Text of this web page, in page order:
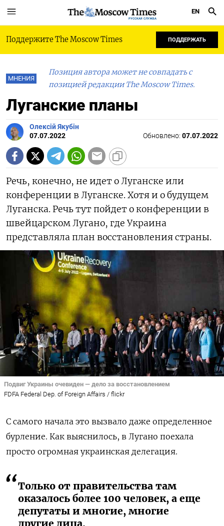
РУССКАЯ СЛУЖБА
EN
Поддержите The Moscow Times ПОДДЕРЖАТЬ
МНЕНИЯ
Позиция автора может не совпадать с
позицией редакции The Moscow Times.
Луганские планы
Олексій Якубін
07.07.2022
Обновлено: 07.07.2022
Речь, конечно, не идет о Луганске или
конференции в Луганске. Хотя и о будущем
Луганска. Речь тут пойдет о конференции в
швейцарском Лугано, где Украина
представляла план восстановления страны.
Подвиг Украины очевиден — дело за восстановлением
FDFA Federal Dep. of Foreign Affairs / flickr
С самого начала это вызвало даже определенное
бурление. Как выяснилось, в Лугано поехала
просто огромная украинская делегация.
Только от правительства там
оказалось более 100 человек, а еще
депутаты и многие, многие